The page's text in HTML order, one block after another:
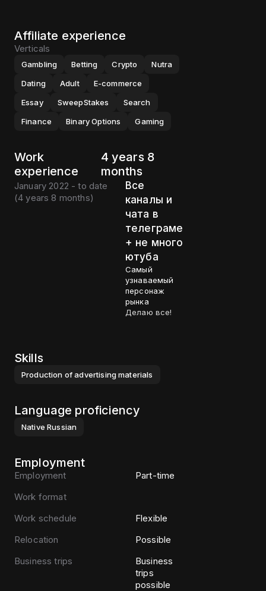
Affiliate experience
Verticals
Gambling Betting Crypto
Nutra
Dating
Adult
E-commerce
Essay
SweepStakes
Search
Finance
Binary Options Gaming
Work
experience
4 years 8
months
January 2022 - to date
(4 years 8 months)
Все
каналы и
чата в
телеграме
+ не много
ютуба
Самый
узнаваемый
персонаж
рынка
Делаю все!
Skills
Production of advertising materials
Language proficiency
Native Russian
Employment
Employment
Part-time
Work format
Work schedule
Flexible
Relocation
Possible
Business trips
Business
trips
possible